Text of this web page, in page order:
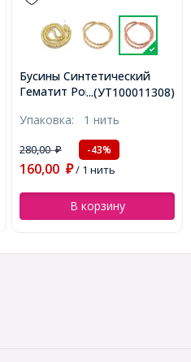
...(УТ100011308)
Бусины Синтетический
Гематит Рондель, Розовое
1мм, около 175шт/38см/
нить, (УТ100011308)
Упаковка: 1 нить
280,00₽ -43%
160,00 ₽/ 1 нить
В корзину